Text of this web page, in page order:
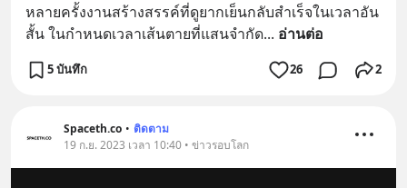
หลายครั้งงานสร้างสรรค์ที่ดูยากเย็นกลับสำเร็จในเวลาอัน
สั้น ในกำหนดเวลาเส้นตายที่แสนจำกัด... อ่านต่อ
5 บันทึก 26 2
Spaceth.co • ติดตาม
19 ก.ย. 2023 เวลา 10:40 • ข่าวรอบโลก